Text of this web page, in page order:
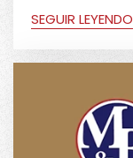
SEGUIR LEYENDO